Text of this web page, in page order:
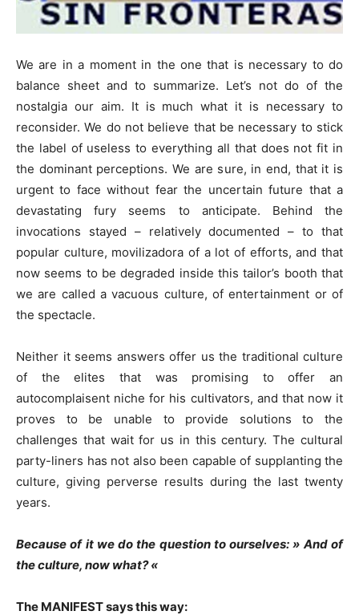
We are in a moment in the one that is necessary to do
balance sheet and to summarize. Let’s not do of the
nostalgia our aim. It is much what it is necessary to
reconsider. We do not believe that be necessary to stick
the label of useless to everything all that does not fit in
the dominant perceptions. We are sure, in end, that it is
urgent to face without fear the uncertain future that a
devastating fury seems to anticipate. Behind the
invocations stayed – relatively documented – to that
popular culture, movilizadora of a lot of efforts, and that
now seems to be degraded inside this tailor’s booth that
we are called a vacuous culture, of entertainment or of
the spectacle.
Neither it seems answers offer us the traditional culture
of the elites that was promising to offer an
autocomplaisent niche for his cultivators, and that now it
proves to be unable to provide solutions to the
challenges that wait for us in this century. The cultural
party-liners has not also been capable of supplanting the
culture, giving perverse results during the last twenty
years.
Because of it we do the question to ourselves: » And of
the culture, now what? «
The MANIFEST says this way: